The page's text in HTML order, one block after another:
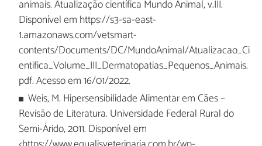
animais. Atualização científica Mundo Animal, v.III.
Disponível em https://s3-sa-east-
1.amazonaws.com/vetsmart-
contents/Documents/DC/MundoAnimal/Atualizacao_Ci
entifica_Volume_III_Dermatopatias_Pequenos_Animais.
pdf. Acesso em 16/01/2022.
Weis, M. Hipersensibilidade Alimentar em Cães –
Revisão de Literatura. Universidade Federal Rural do
Semi-Árido, 2011. Disponível em